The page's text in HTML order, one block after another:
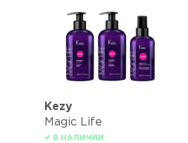
Kezy
Magic Life
✔ В НАЛИЧИИ